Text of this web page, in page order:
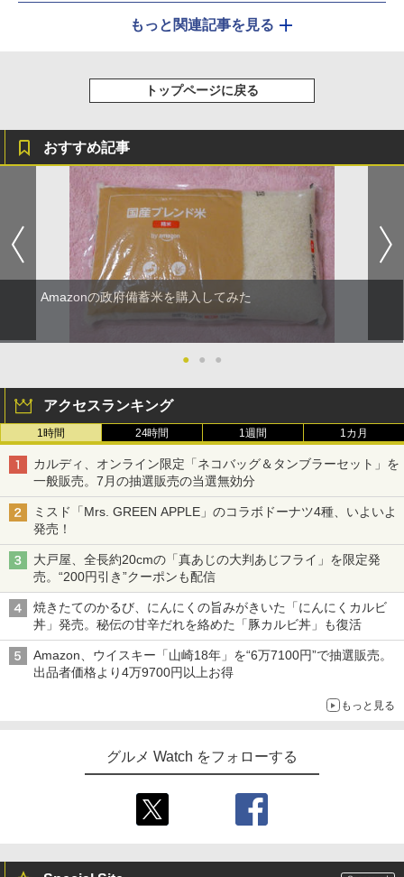
もっと関連記事を見る
トップページに戻る
おすすめ記事
Amazonの政府備蓄米を購入してみた
● ● ●
アクセスランキング
1時間 24時間 1週間 1カ月
カルディ、オンライン限定「ネコバッグ＆タンブラーセット」を
一般販売。7月の抽選販売の当選無効分
ミスド「Mrs. GREEN APPLE」のコラボドーナツ4種、いよいよ
発売！
大戸屋、全長約20cmの「真あじの大判あじフライ」を限定発
売。“200円引き”クーポンも配信
焼きたてのかるび、にんにくの旨みがきいた「にんにくカルビ
丼」発売。秘伝の甘辛だれを絡めた「豚カルビ丼」も復活
Amazon、ウイスキー「山崎18年」を“6万7100円”で抽選販売。
出品者価格より4万9700円以上お得
もっと見る
グルメ Watch をフォローする